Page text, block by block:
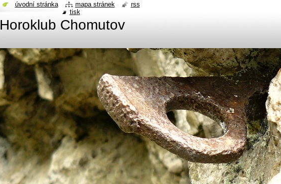
Horoklub Chomutov
úvodní stránka mapa stránek
rss
tisk